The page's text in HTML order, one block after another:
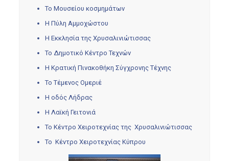
Το Μουσείου κοσμημάτων
Η Πύλη Αμμοχώστου
Η Εκκλησία της Χρυσαλινιώτισσας
Το Δημοτικό Κέντρο Τεχνών
Η Κρατική Πινακοθήκη Σύγχρονης Τέχνης
Το Τέμενος Ομεριέ
Η οδός Λήδρας
Η Λαϊκή Γειτονιά
Το Κέντρο Χειροτεχνίας της Χρυσαλινιώτισσας
Το Κέντρο Χειροτεχνίας Κύπρου